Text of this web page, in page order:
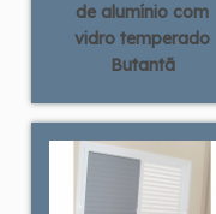
de alumínio com
vidro temperado
Butantã